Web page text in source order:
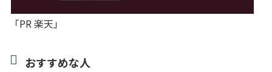
「PR 楽天」
おすすめな人